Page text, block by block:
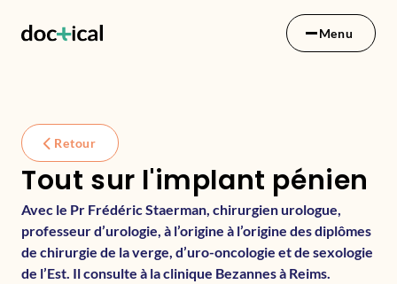
Menu
Retour
Tout sur l'implant pénien
Avec le Pr Frédéric Staerman, chirurgien urologue,
professeur d’urologie, à l’origine à l’origine des diplômes
de chirurgie de la verge, d’uro-oncologie et de sexologie
de l’Est. Il consulte à la clinique Bezannes à Reims.